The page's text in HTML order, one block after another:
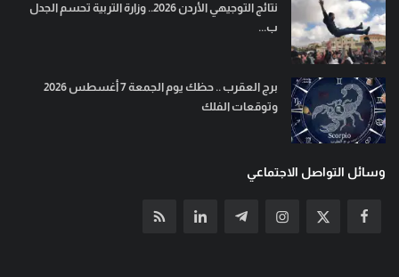
نتائج التوجيهي الأردن 2026.. وزارة التربية تحسم الجدل
ب...
برج العقرب .. حظك يوم الجمعة 7 أغسطس 2026
وتوقعات الفلك
وسائل التواصل الاجتماعي